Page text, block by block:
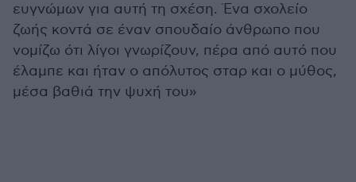
ευγνώμων για αυτή τη σχέση. Ένα σχολείο
ζωής κοντά σε έναν σπουδαίο άνθρωπο που
νομίζω ότι λίγοι γνωρίζουν, πέρα από αυτό που
έλαμπε και ήταν ο απόλυτος σταρ και ο μύθος,
μέσα βαθιά την ψυχή του»